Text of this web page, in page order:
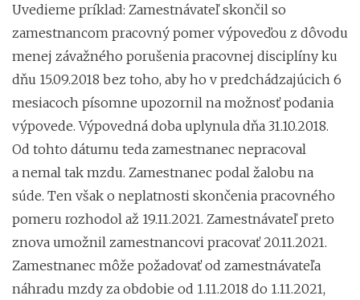
Uvedieme príklad: Zamestnávateľ skončil so
zamestnancom pracovný pomer výpoveďou z dôvodu
menej závažného porušenia pracovnej disciplíny ku
dňu 15.09.2018 bez toho, aby ho v predchádzajúcich 6
mesiacoch písomne upozornil na možnosť podania
výpovede. Výpovedná doba uplynula dňa 31.10.2018.
Od tohto dátumu teda zamestnanec nepracoval
a nemal tak mzdu. Zamestnanec podal žalobu na
súde. Ten však o neplatnosti skončenia pracovného
pomeru rozhodol až 19.11.2021. Zamestnávateľ preto
znova umožnil zamestnancovi pracovať 20.11.2021.
Zamestnanec môže požadovať od zamestnávateľa
náhradu mzdy za obdobie od 1.11.2018 do 1.11.2021,